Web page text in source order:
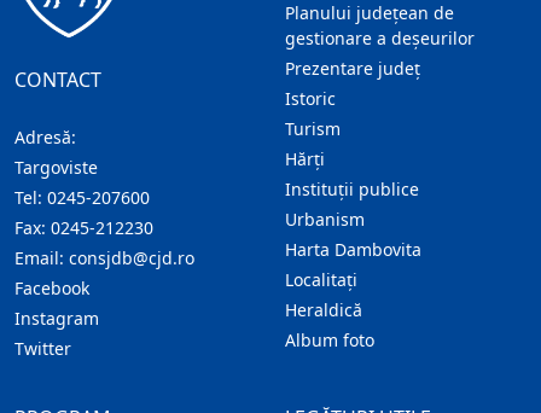
CONTACT
Adresă:
Targoviste
Tel: 0245-207600
Fax: 0245-212230
Email: consjdb@cjd.ro
Facebook
Instagram
Twitter
Planului județean de
gestionare a deșeurilor
Prezentare judeţ
Istoric
Turism
Hărţi
Instituţii publice
Urbanism
Harta Dambovita
Localitaţi
Heraldică
Album foto